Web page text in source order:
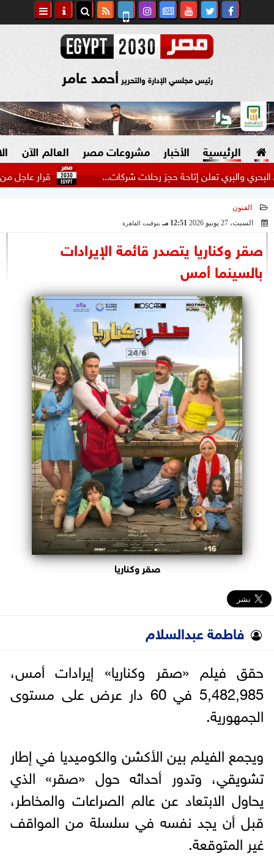
رئيس مجلسي الإدارة والتحرير أحمد عامر
الرئيسية الأخبار
السياسة
الرئاسة
البرلمان
الوزارات
الأحزاب
مشروعات مصر
صنع في مصر
العالم الآن
قرار عاجل من معتمد تعلن إتاحة حجز رحلات شركات...
الفنون
السبت، 27 يونيو 2026
12:51 مـ بتوقيت القاهرة
صقر وكناريا يتصدر قائمة الإيرادات
بالسينما أمس
صقر وكناريا
فاطمة عبدالسلام
حقق فيلم «صقر وكناريا» إيرادات أمس،
5,482,985 في 60 دار عرض على مستوى
الجمهورية.
ويجمع الفيلم بين الأكشن والكوميديا في إطار
تشويقي، وتدور أحداثه حول «صقر» الذي
يحاول الابتعاد عن عالم الصراعات والمخاطر،
قبل أن يجد نفسه في سلسلة من المواقف
غير المتوقعة.